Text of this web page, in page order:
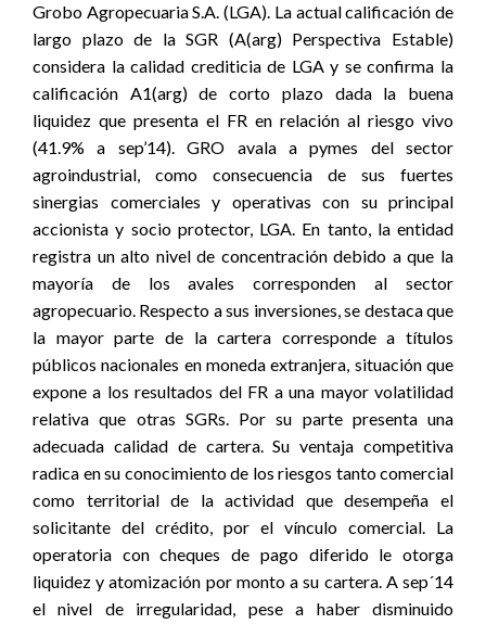
Grobo Agropecuaria S.A. (LGA). La actual calificación de
largo plazo de la SGR (A(arg) Perspectiva Estable)
considera la calidad crediticia de LGA y se confirma la
calificación A1(arg) de corto plazo dada la buena
liquidez que presenta el FR en relación al riesgo vivo
(41.9% a sep’14). GRO avala a pymes del sector
agroindustrial, como consecuencia de sus fuertes
sinergias comerciales y operativas con su principal
accionista y socio protector, LGA. En tanto, la entidad
registra un alto nivel de concentración debido a que la
mayoría de los avales corresponden al sector
agropecuario. Respecto a sus inversiones, se destaca que
la mayor parte de la cartera corresponde a títulos
públicos nacionales en moneda extranjera, situación que
expone a los resultados del FR a una mayor volatilidad
relativa que otras SGRs. Por su parte presenta una
adecuada calidad de cartera. Su ventaja competitiva
radica en su conocimiento de los riesgos tanto comercial
como territorial de la actividad que desempeña el
solicitante del crédito, por el vínculo comercial. La
operatoria con cheques de pago diferido le otorga
liquidez y atomización por monto a su cartera. A sep´14
el nivel de irregularidad, pese a haber disminuido